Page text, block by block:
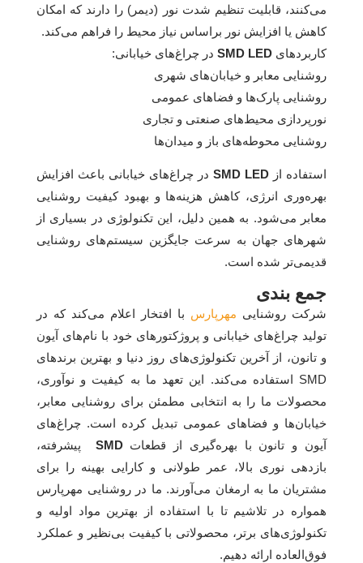
می‌کنند، قابلیت تنظیم شدت نور (دیمر) را دارند که امکان
کاهش یا افزایش نور براساس نیاز محیط را فراهم می‌کند.
کاربردهای
SMD LED
در چراغ‌های خیابانی:
روشنایی معابر و خیابان‌های شهری
روشنایی پارک‌ها و فضاهای عمومی
نورپردازی محیط‌های صنعتی و تجاری
روشنایی محوطه‌های باز و میدان‌ها
استفاده از SMD LED در چراغ‌های خیابانی باعث افزایش
بهره‌وری انرژی، کاهش هزینه‌ها و بهبود کیفیت روشنایی
معابر می‌شود. به همین دلیل، این تکنولوژی در بسیاری از
شهرهای جهان به سرعت جایگزین سیستم‌های روشنایی
قدیمی‌تر شده است.
جمع بندی
شرکت روشنایی مهرپارس با افتخار اعلام می‌کند که در
تولید چراغ‌های خیابانی و پروژکتورهای خود با نام‌های آیون
و تانون، از آخرین تکنولوژی‌های روز دنیا و بهترین برندهای
SMD استفاده می‌کند. این تعهد ما به کیفیت و نوآوری،
محصولات ما را به انتخابی مطمئن برای روشنایی معابر،
خیابان‌ها و فضاهای عمومی تبدیل کرده است. چراغ‌های
آیون و تانون با بهره‌گیری از قطعاتSMD پیشرفته،
بازدهی نوری بالا، عمر طولانی و کارایی بهینه را برای
مشتریان ما به ارمغان می‌آورند. ما در روشنایی مهرپارس
همواره در تلاشیم تا با استفاده از بهترین مواد اولیه و
تکنولوژی‌های برتر، محصولاتی با کیفیت بی‌نظیر و عملکرد
فوق‌العاده ارائه دهیم.